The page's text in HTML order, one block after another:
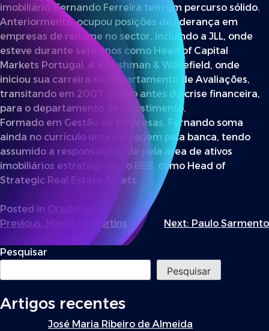
imobiliário, Fernando Ferreira tem um percurso sólido.
Anteriormente, ocupou posições de liderança em
empresas de renome no sector, incluindo a JLL, onde
esteve durante sete anos como Head of Capital
Markets Portugal, e a Cushman & Wakefield, onde
iniciou sua carreira no departamento de Avaliações,
transitando em 2007, pouco antes da crise financeira,
para o departamento de Investimento.
Formado em Gestão de Empresas, Fernando soma
ainda no currículo uma passagem pela banca, tendo
assumido a responsabilidade pela área de ativos
imobiliários estratégicos no BES, como Head of
Strategic Real Estate Assets.
Posted in Oradores
Navegação
de
artigos
Previous: Marta Sá Martins Next: Paulo Sarmento
Pesquisar
Pesquisar
Artigos recentes
José Maria Ribeiro de Almeida